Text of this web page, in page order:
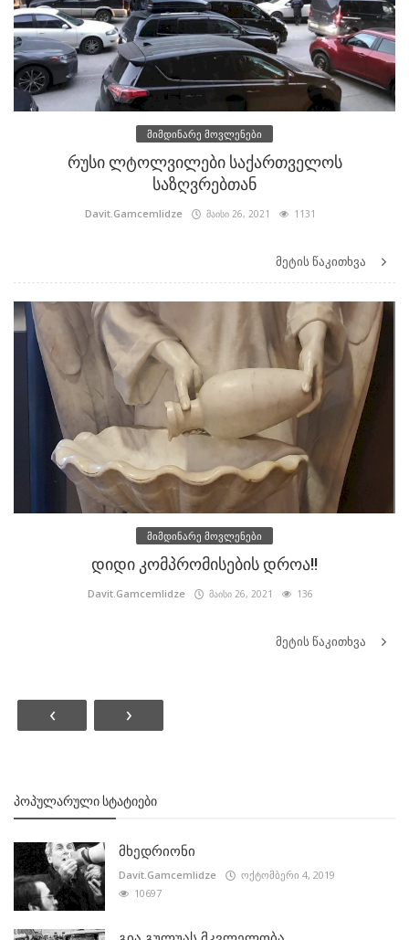
მიმდინარე მოვლენები
რუსი ლტოლვილები საქართველოს
საზღვრებთან
Davit.Gamcemlidze მაისი 26, 2021 1131
მეტის წაკითხვა
მიმდინარე მოვლენები
დიდი კომპრომისების დროა!!
Davit.Gamcemlidze მაისი 26, 2021 136
მეტის წაკითხვა
‹ ›
ᲞᲝᲞᲣᲚᲐᲠᲣᲚᲘ ᲡᲢᲐᲢᲘᲔᲑᲘ
მხედრიონი
Davit.Gamcemlidze
ოქტომბერი 4, 2019
10697